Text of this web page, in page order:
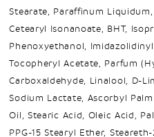
Stearate, Paraffinum
Cetearyl Isonanoate, BHT,
Phenoxyethanol,
Tocopheryl Acetate, Parfum
Carboxaldehyde, Linalool, D-
Sodium Lactate, Ascorbyl
Oil, Stearic Acid, Oleic Acid,
PPG-15 Stearyl Ether,